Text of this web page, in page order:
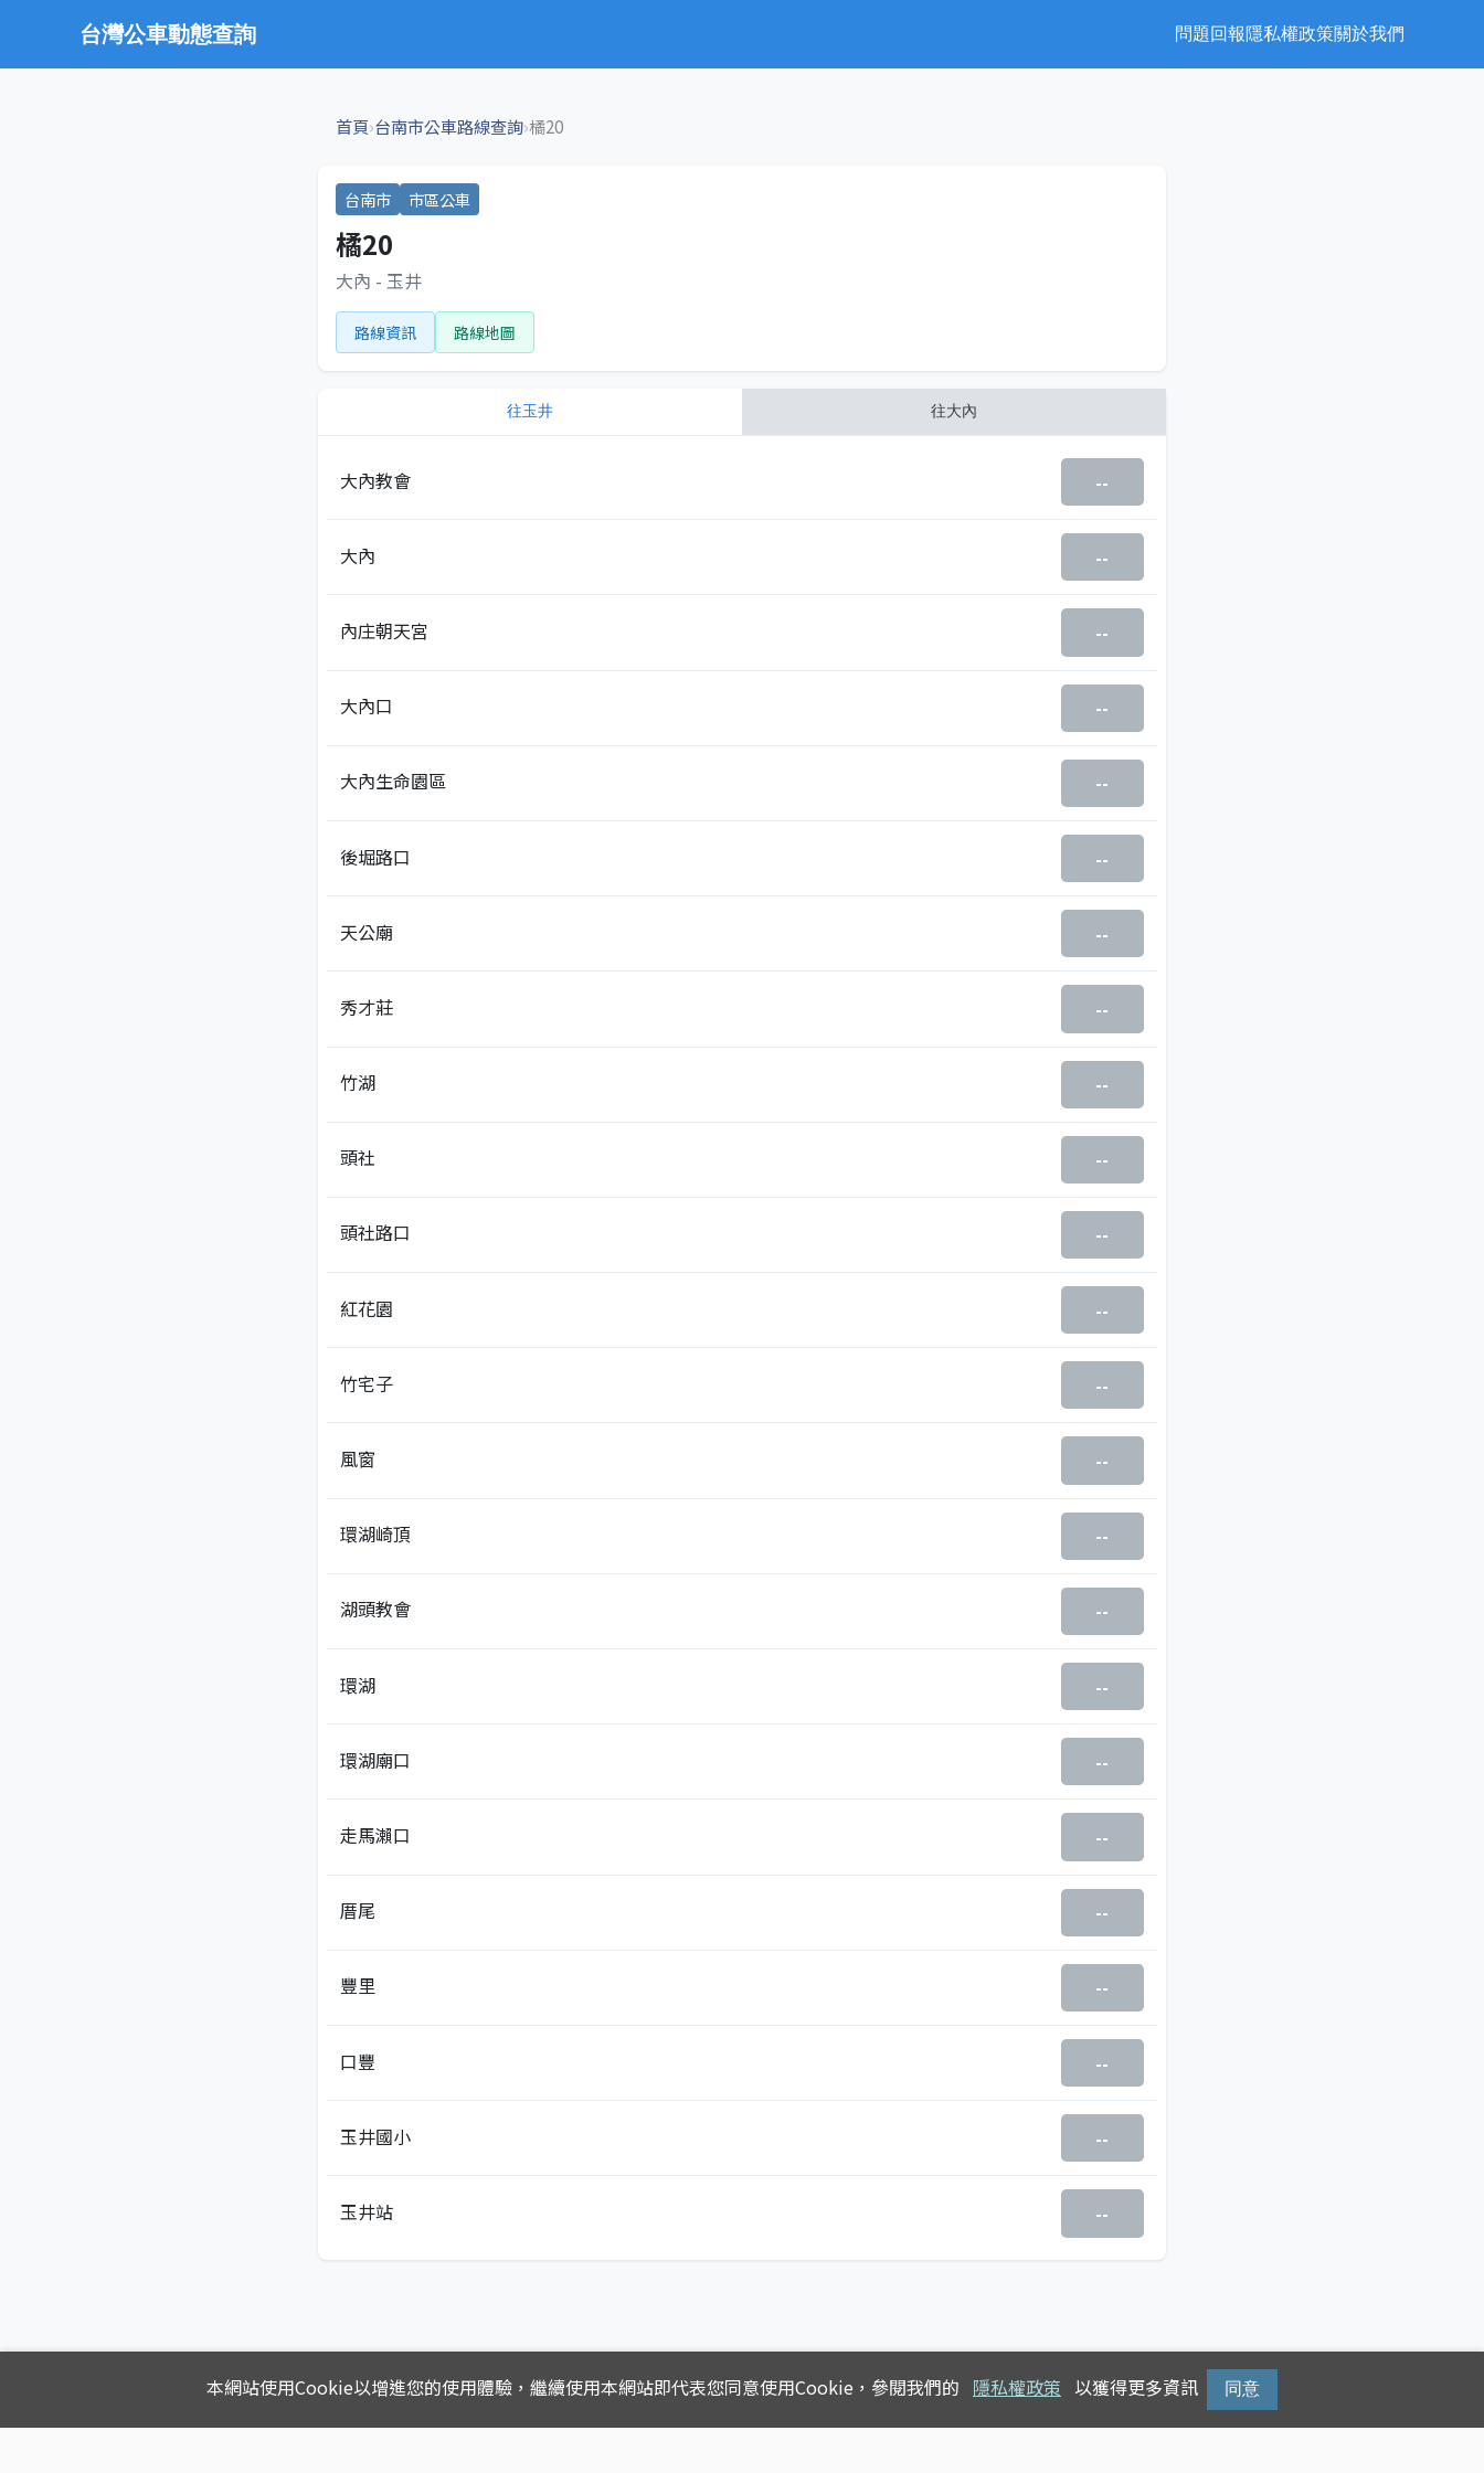
台灣公車動態查詢 問題回報隱私權政策關於我們
首頁›台南市公車路線查詢›橘20
台南市 市區公車
橘20
大內 - 玉井
路線資訊 路線地圖
往玉井 往大內
大內教會 --
大內 --
內庄朝天宮 --
大內口 --
大內生命園區 --
後堀路口 --
天公廟 --
秀才莊 --
竹湖 --
頭社 --
頭社路口 --
紅花園 --
竹宅子 --
風窗 --
環湖崎頂 --
湖頭教會 --
環湖 --
環湖廟口 --
走馬瀨口 --
厝尾 --
豐里 --
口豐 --
玉井國小 --
玉井站 --
本網站使用Cookie以增進您的使用體驗， 繼續使用本網站即代表您同意使用Cookie，參閱我們的 隱私權政策 以獲得更多資訊 同意